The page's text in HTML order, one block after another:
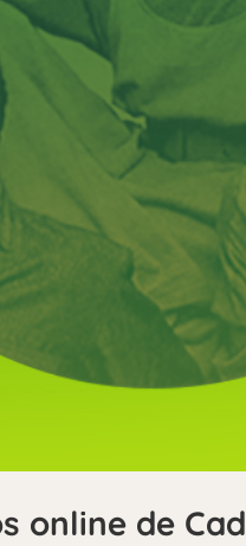
online de